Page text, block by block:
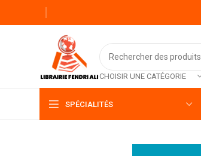
CHOISIR UNE CATÉGORIE
SPÉCIALITÉS